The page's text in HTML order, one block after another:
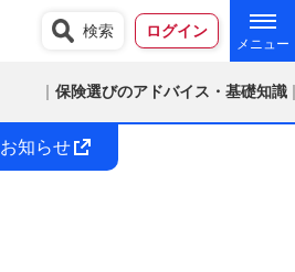
検索 ログイン
保険選びのアドバイス・基礎知識
お知らせ